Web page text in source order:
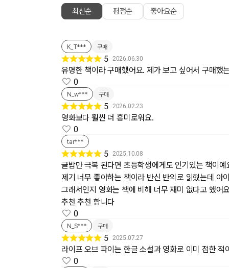
최신순 평점순 좋아요순
K_T*** 구매
5 2026.06.30
유명한 책이라 구매했어요. 제가 보고 싶어서 구매했
0
N_w*** 구매
5 2026.02.23
영화보다 훨씬 더 흥미로워요.
0
tar***
5 2025.10.08
글밥만 극복 된다면 초등학생에게도 인기있는 책이예
제기 너무 좋아하는 책이라 반신 반의로 읽혔는데 아
그래서인지 영화는 책에 비해 너무 재미 없다고 했어
추천 추천 합니다
0
N_S*** 구매
5 2025.07.27
라이프 오브 파이는 한글 소설과 영화로 이미 접한
0